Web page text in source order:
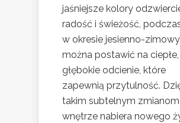
jaśniejsze kolory
radość i świeżość,
w okresie jesienno-
można postawić na ciepłe,
głębokie odcienie, które
zapewnią przytulność.
takim subtelnym zmianom
wnętrze nabiera nowego